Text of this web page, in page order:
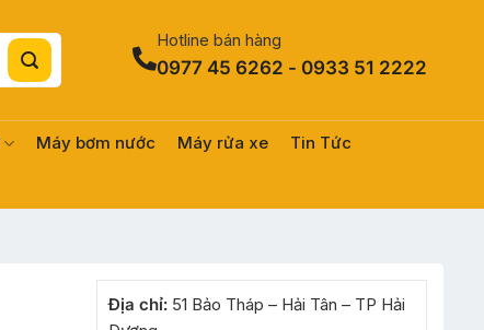
Hotline bán hàng
0977 45 6262 - 0933 51 2222
Máy bơm nước Máy rửa xe Tin Tức
Địa chỉ:51 Bảo Tháp – Hải Tân – TP Hải